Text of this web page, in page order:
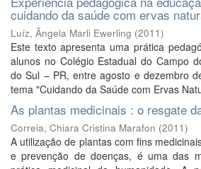
cuidando da saúde com ervas
Luíz, Ângela Marli Ewerling (2011)
Este texto apresenta uma prática
alunos no Colégio Estadual do Campo
do Sul – PR, entre agosto e dezembro
tema "Cuidando da Saúde com Ervas
As plantas medicinais : o resgate
Correia, Chiara Cristina Marafon (2011)
A utilização de plantas com fins
e prevenção de doenças, é uma das